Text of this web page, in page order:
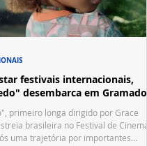
festivais internacionais,
desembarca em Gramado
primeiro longa dirigido por Grace
brasileira no Festival de Cinema
uma trajetória por importantes